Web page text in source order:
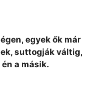
egyek ők már
suttogják váltig,
a másik.